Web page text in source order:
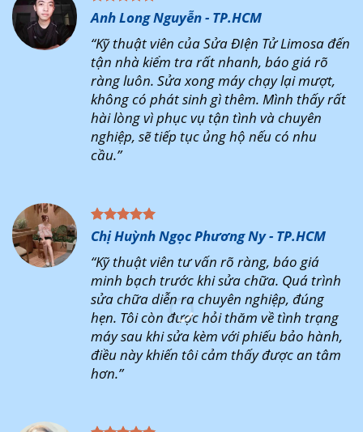
Anh Long Nguyễn - TP.HCM
“Kỹ thuật viên của Sửa ĐIện Tử Limosa đến
tận nhà kiểm tra rất nhanh, báo giá rõ
ràng luôn. Sửa xong máy chạy lại mượt,
không có phát sinh gì thêm. Mình thấy rất
hài lòng vì phục vụ tận tình và chuyên
nghiệp, sẽ tiếp tục ủng hộ nếu có nhu
cầu.”
Chị Huỳnh Ngọc Phương Ny - TP.HCM
“Kỹ thuật viên tư vấn rõ ràng, báo giá
minh bạch trước khi sửa chữa. Quá trình
sửa chữa diễn ra chuyên nghiệp, đúng
hẹn. Tôi còn được hỏi thăm về tình trạng
máy sau khi sửa kèm với phiếu bảo hành,
điều này khiến tôi cảm thấy được an tâm
hơn.”